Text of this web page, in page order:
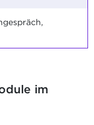
im